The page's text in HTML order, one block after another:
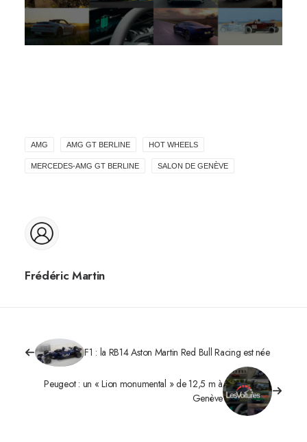
AMG AMG GT BERLINE HOT WHEELS
MERCEDES-AMG GT BERLINE SALON DE GENÈVE
Frédéric Martin
F1 : la RB14 Aston Martin Red Bull Racing est née
Peugeot : un « Lion monumental » de 12,5 m à
Genève